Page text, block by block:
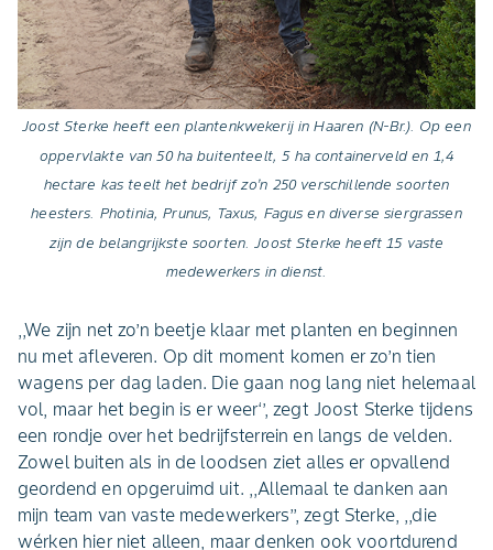
Joost Sterke heeft een plantenkwekerij in Haaren (N-Br.). Op een
oppervlakte van 50 ha buitenteelt, 5 ha containerveld en 1,4
hectare kas teelt het bedrijf zo’n 250 verschillende soorten
heesters. Photinia, Prunus, Taxus, Fagus en diverse siergrassen
zijn de belangrijkste soorten. Joost Sterke heeft 15 vaste
medewerkers in dienst.
,,We zijn net zo’n beetje klaar met planten en beginnen
nu met afleveren. Op dit moment komen er zo’n tien
wagens per dag laden. Die gaan nog lang niet helemaal
vol, maar het begin is er weer‘’, zegt Joost Sterke tijdens
een rondje over het bedrijfsterrein en langs de velden.
Zowel buiten als in de loodsen ziet alles er opvallend
geordend en opgeruimd uit. ,,Allemaal te danken aan
mijn team van vaste medewerkers’’, zegt Sterke, ,,die
wérken hier niet alleen, maar denken ook voortdurend